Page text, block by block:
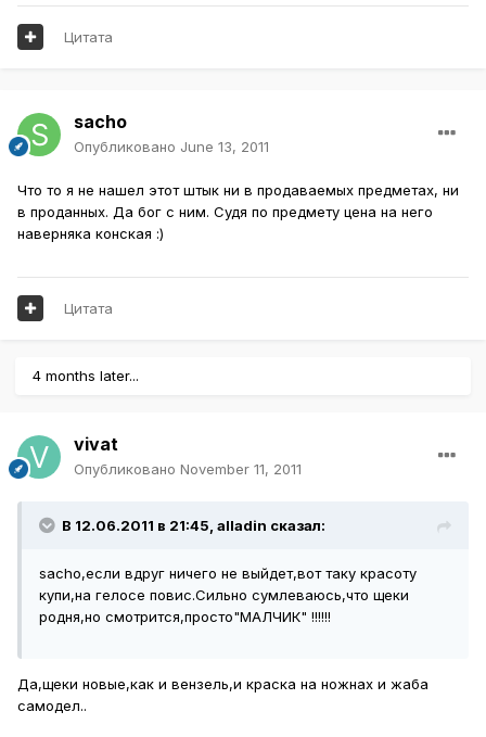
Цитата
sacho
Опубликовано June 13, 2011
Что то я не нашел этот штык ни в продаваемых предметах, ни
в проданных. Да бог с ним. Судя по предмету цена на него
наверняка конская :)
Цитата
4 months later...
vivat
Опубликовано November 11, 2011
В 12.06.2011 в 21:45, alladin сказал:
sacho,если вдруг ничего не выйдет,вот таку красоту
купи,на гелосе повис.Сильно сумлеваюсь,что щеки
родня,но смотрится,просто"МАЛЧИК" !!!!!!
Да,щеки новые,как и вензель,и краска на ножнах и жаба
самодел..